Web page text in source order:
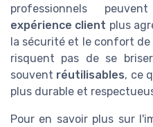
professionnels
expérience client plus
la sécurité et le confort
risquent pas de se
souvent réutilisables, ce
plus durable et
Pour en savoir plus sur